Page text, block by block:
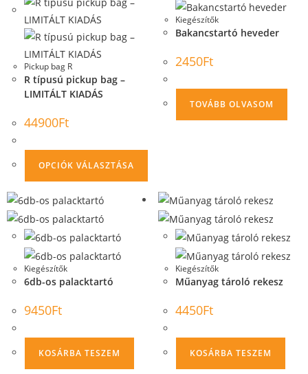
Pickup bag R
R típusú pickup bag –
LIMITÁLT KIADÁS
44900Ft
OPCIÓK VÁLASZTÁSA
Kiegészítők
Bakancstartó heveder
2450Ft
TOVÁBB OLVASOM
Kiegészítők
6db-os palacktartó
9450Ft
KOSÁRBA TESZEM
Kiegészítők
Műanyag tároló rekesz
4450Ft
KOSÁRBA TESZEM